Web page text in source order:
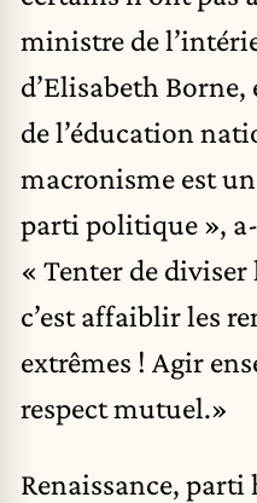
ministre de
d’Elisabeth
de l’éducation
macronisme est
parti politique »,
« Tenter de
c’est affaiblir les
extrêmes ! Agir
respect mutuel.»
Renaissance,